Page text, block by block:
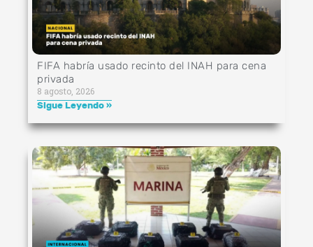
FIFA habría usado recinto del INAH para cena
privada
8 agosto, 2026
Sigue Leyendo »